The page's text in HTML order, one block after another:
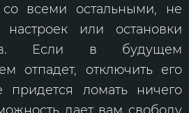
со всеми остальными, не
или остановки
Если в будущем
отпадет, отключить его
придется ломать ничего